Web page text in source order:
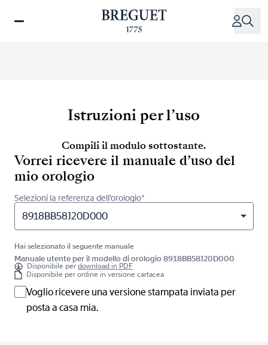
Istruzioni per l’uso
Compili il modulo sottostante.
Vorrei ricevere il manuale d’uso del
mio orologio
Selezioni la referenza dell’orologio*
8918BB58J20D000
Hai selezionato il seguente manuale
Manuale utente per il modello di orologio 8918BB58J20D000
Disponibile perdownload in PDF
Disponibile per ordine in versione cartacea
Voglio ricevere una versione stampata inviata per
posta a casa mia.